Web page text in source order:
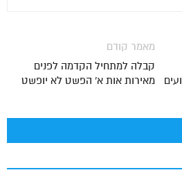
מאמר קודם
קבלה למתחיל הקדמה לפנים
מאירות אות א' הפשט לא יופשט